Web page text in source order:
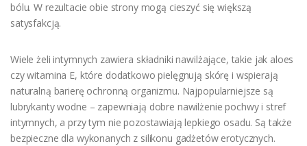
bólu. W rezultacie obie strony mogą cieszyć się większą
satysfakcją.
Wiele żeli intymnych zawiera składniki nawilżające, takie jak aloes
czy witamina E, które dodatkowo pielęgnują skórę i wspierają
naturalną barierę ochronną organizmu. Najpopularniejsze są
lubrykanty wodne – zapewniają dobre nawilżenie pochwy i stref
intymnych, a przy tym nie pozostawiają lepkiego osadu. Są także
bezpieczne dla wykonanych z silikonu gadżetów erotycznych.